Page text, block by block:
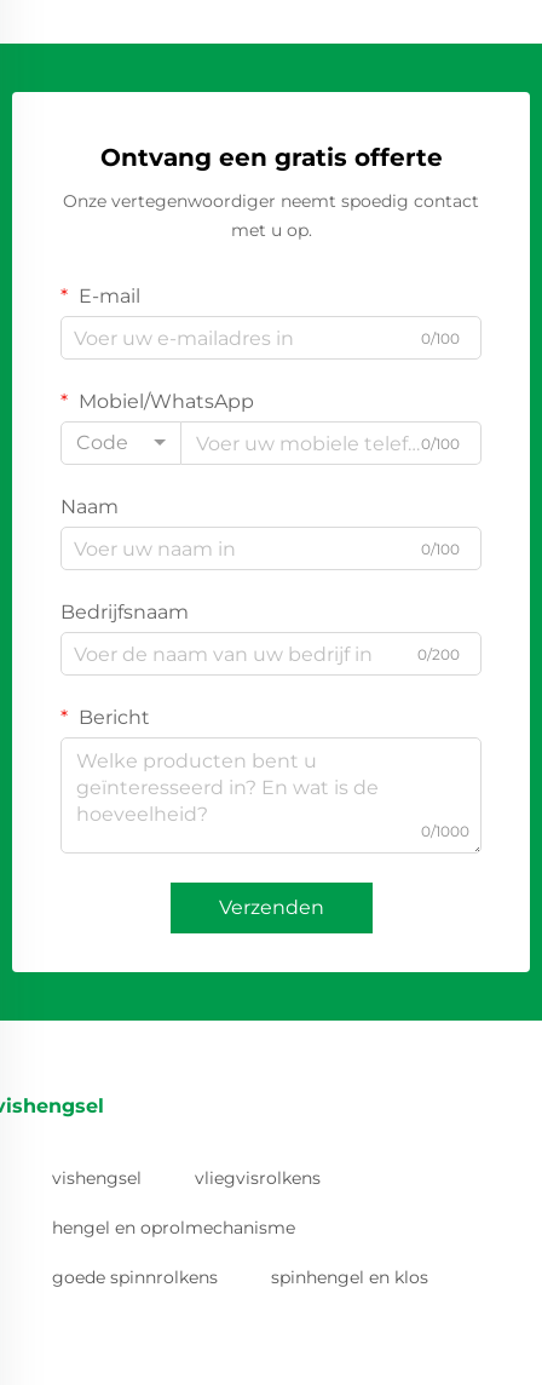
Ontvang een gratis offerte
Onze vertegenwoordiger neemt spoedig contact
met u op.
E-mail
0/100
Mobiel/WhatsApp
Code
0/100
Naam
0/100
Bedrijfsnaam
0/200
Bericht
0/1000
Verzenden
vishengsel vliegvisrolkens
hengel en oprolmechanisme
goede spinnrolkens spinhengel en klos